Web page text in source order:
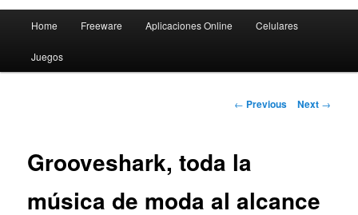
Skip
to
Home Freeware Aplicaciones Online Celulares
Juegos
Post
← Previous Next →
Grooveshark, toda la
música de moda al alcance